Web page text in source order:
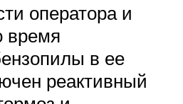
оператора и
время
в ее
реактивный